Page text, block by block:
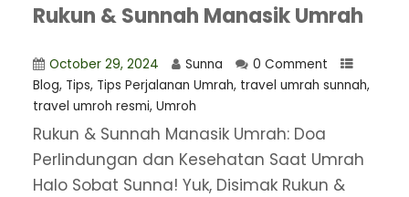
Rukun & Sunnah Manasik Umrah
October 29, 2024 Sunna
0 Comment
Blog, Tips, Tips Perjalanan Umrah, travel umrah sunnah,
travel umroh resmi, Umroh
Rukun & Sunnah Manasik Umrah: Doa
Perlindungan dan Kesehatan Saat Umrah
Halo Sobat Sunna! Yuk, Disimak Rukun &